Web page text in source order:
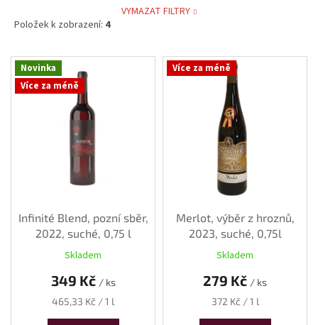
VYMAZAT FILTRY
Položek k zobrazení: 4
V Novinka
Více za méně
Infinité Blend, pozní sběr,
2022, suché, 0,75 l
Skladem
349 Kč / ks
Měrná
465,33 Kč / 1 l
Více za méně
Merlot, výběr z hroznů,
2023, suché, 0,75l
Skladem
279 Kč / ks
Měrná
372 Kč / 1 l